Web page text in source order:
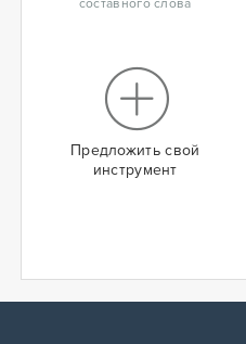
составного слова
Предложить свой
инструмент